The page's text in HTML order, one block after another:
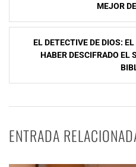
entradas
MEJOR
EL DETECTIVE DE DIOS:
HABER DESCIFRADO EL
ENTRADA